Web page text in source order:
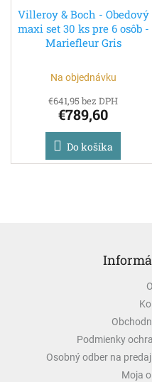
Villeroy & Boch - Obedový
maxi set 30 ks pre 6 osôb -
Mariefleur Gris
Na objednávku
€641,95 bez DPH
€789,60
Do košíka
Podmienky
Osobný odber na
Moja